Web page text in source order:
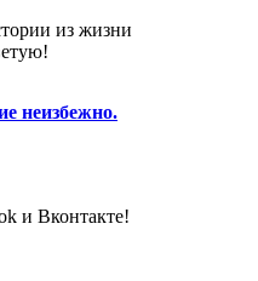
из жизни
неизбежно.
и Вконтакте!